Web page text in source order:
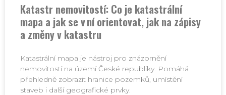
Katastr nemovitostí: Co je katastrální
mapa a jak se v ní orientovat, jak na zápisy
a změny v katastru
Katastrální mapa je nástroj pro znázornění
nemovitostí na území České republiky. Pomáhá
přehledně zobrazit hranice pozemků, umístění
staveb i další geografické prvky.